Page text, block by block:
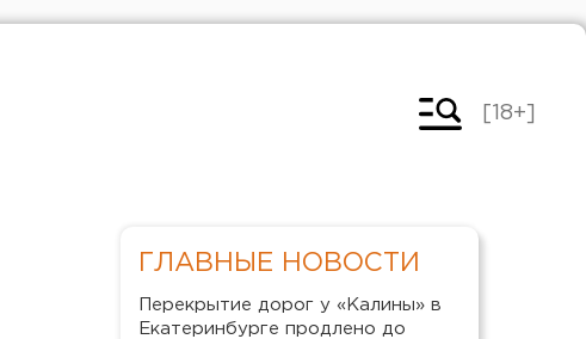
[18+]
ГЛАВНЫЕ НОВОСТИ
Перекрытие дорог у «Калины» в
Екатеринбурге продлено до